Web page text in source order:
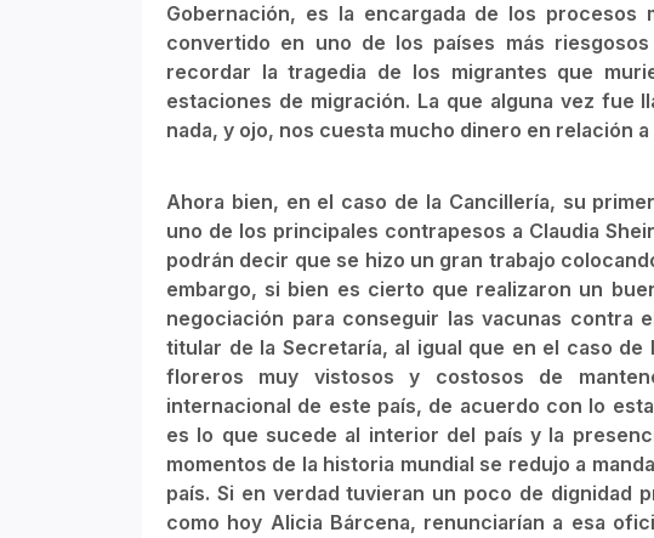
Gobernación, es la encargada de los
convertido en uno de los países más
recordar la tragedia de los migrantes que
estaciones de migración. La que alguna vez fue
nada, y ojo, nos cuesta mucho dinero en relación
Ahora bien, en el caso de la Cancillería, su
uno de los principales contrapesos a Claudia
podrán decir que se hizo un gran trabajo
embargo, si bien es cierto que realizaron un
negociación para conseguir las vacunas contra
titular de la Secretaría, al igual que en el caso
floreros muy vistosos y costosos de
internacional de este país, de acuerdo con lo
es lo que sucede al interior del país y la
momentos de la historia mundial se redujo a
país. Si en verdad tuvieran un poco de dignidad
como hoy Alicia Bárcena, renunciarían a esa